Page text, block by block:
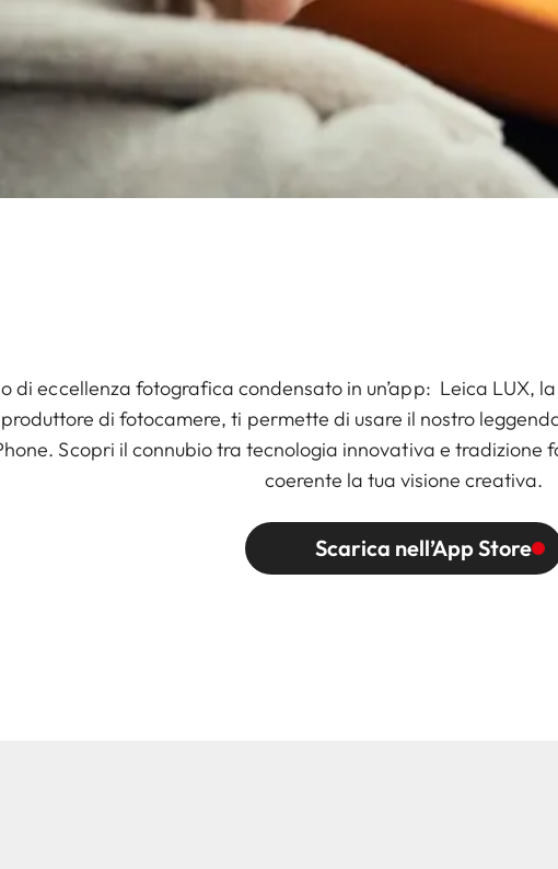
di eccellenza fotografica condensato in un’app: Leica LUX,
di fotocamere, ti permette di usare il nostro
Scopri il connubio tra tecnologia innovativa e
coerente la tua visione creativa.
Scarica nell’App Store